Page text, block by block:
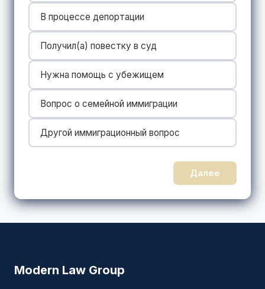
В процессе депортации
Получил(a) повестку в суд
Нужна помощь с убежищем
Вопрос о семейной иммиграции
Другой иммиграционный вопрос
Далее
Modern Law Group